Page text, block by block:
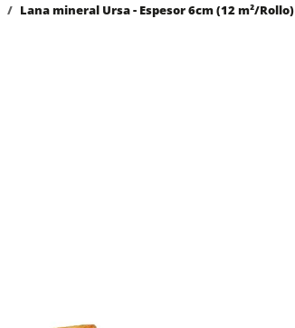
Lana mineral Ursa - Espesor 6cm (12 m²/Rollo)